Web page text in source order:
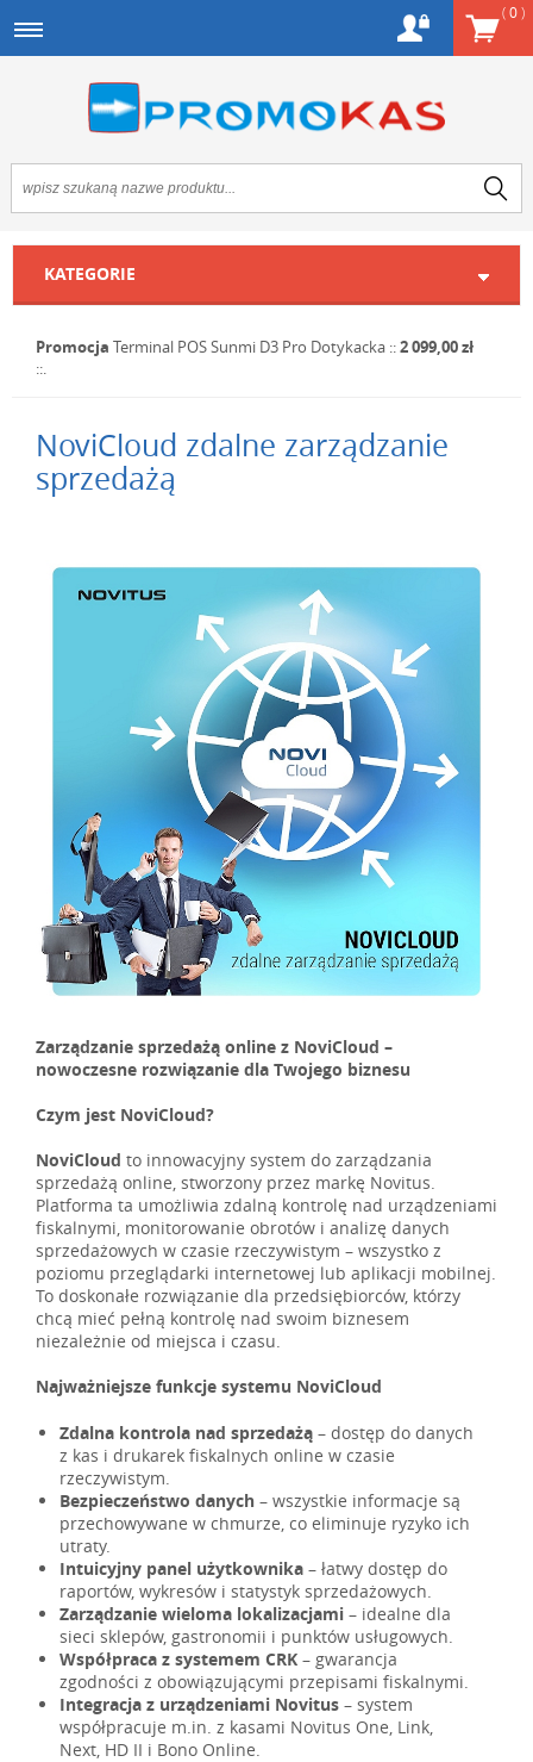
(0)
KATEGORIE
Promocja Terminal POS Sunmi D3 Pro Dotykacka ::2 099,00 zł
::.
NoviCloud zdalne zarządzanie
sprzedażą
Zarządzanie sprzedażą online z NoviCloud –
nowoczesne rozwiązanie dla Twojego biznesu
Czym jest NoviCloud?
NoviCloud to innowacyjny system do zarządzania
sprzedażą online, stworzony przez markę Novitus.
Platforma ta umożliwia zdalną kontrolę nad urządzeniami
fiskalnymi, monitorowanie obrotów i analizę danych
sprzedażowych w czasie rzeczywistym – wszystko z
poziomu przeglądarki internetowej lub aplikacji mobilnej.
To doskonałe rozwiązanie dla przedsiębiorców, którzy
chcą mieć pełną kontrolę nad swoim biznesem
niezależnie od miejsca i czasu.
Najważniejsze funkcje systemu NoviCloud
Zdalna kontrola nad sprzedażą – dostęp do danych
z kas i drukarek fiskalnych online w czasie
rzeczywistym.
Bezpieczeństwo danych – wszystkie informacje są
przechowywane w chmurze, co eliminuje ryzyko ich
utraty.
Intuicyjny panel użytkownika – łatwy dostęp do
raportów, wykresów i statystyk sprzedażowych.
Zarządzanie wieloma lokalizacjami – idealne dla
sieci sklepów, gastronomii i punktów usługowych.
Współpraca z systemem CRK – gwarancja
zgodności z obowiązującymi przepisami fiskalnymi.
Integracja z urządzeniami Novitus – system
współpracuje m.in. z kasami Novitus One, Link,
Next, HD II i Bono Online.